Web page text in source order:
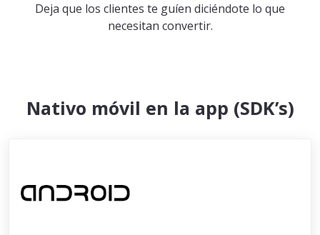
Deja que los clientes te guíen diciéndote lo que
necesitan convertir.
Nativo móvil en la app (SDK’s)